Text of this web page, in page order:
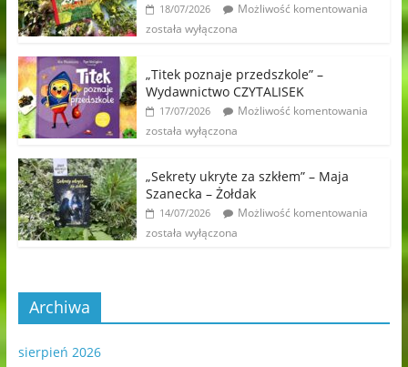
18/07/2026
Możliwość komentowania
została wyłączona
„Titek poznaje przedszkole” –
Wydawnictwo CZYTALISEK
17/07/2026
Możliwość komentowania
została wyłączona
„Sekrety ukryte za szkłem” – Maja
Szanecka – Żołdak
14/07/2026
Możliwość komentowania
została wyłączona
Archiwa
sierpień 2026